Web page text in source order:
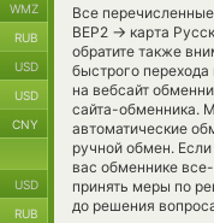
Все
BEP2 → карта
обратите также
быстрого
на вебсайт
сайта-обменника.
автоматические
ручной обмен.
вас обменнике
принять меры по
до решения
WMZ
RUB
USD
USD
CNY
USD
RUB